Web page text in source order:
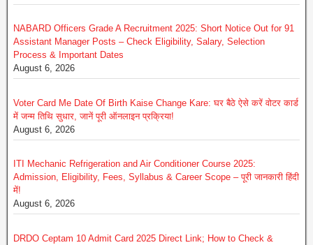
NABARD Officers Grade A Recruitment 2025: Short Notice Out for 91
Assistant Manager Posts – Check Eligibility, Salary, Selection
Process & Important Dates
August 6, 2026
Voter Card Me Date Of Birth Kaise Change Kare: घर बैठे ऐसे करें वोटर कार्ड
में जन्म तिथि सुधार, जानें पूरी ऑनलाइन प्रक्रिया!
August 6, 2026
ITI Mechanic Refrigeration and Air Conditioner Course 2025:
Admission, Eligibility, Fees, Syllabus & Career Scope – पूरी जानकारी हिंदी
में!
August 6, 2026
DRDO Ceptam 10 Admit Card 2025 Direct Link; How to Check &